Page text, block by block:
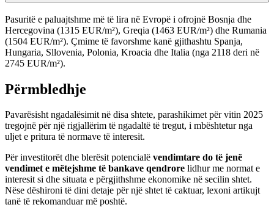
Pasuritë e paluajtshme më të lira në Evropë i ofrojnë Bosnja dhe
Hercegovina (1315 EUR/m²), Greqia (1463 EUR/m²) dhe Rumania
(1504 EUR/m²). Çmime të favorshme kanë gjithashtu Spanja,
Hungaria, Sllovenia, Polonia, Kroacia dhe Italia (nga 2118 deri në
2745 EUR/m²).
Përmbledhje
Pavarësisht ngadalësimit në disa shtete, parashikimet për vitin 2025
tregojnë për një rigjallërim të ngadaltë të tregut, i mbështetur nga
uljet e pritura të normave të interesit.
Për investitorët dhe blerësit potencialë vendimtare do të jenë
vendimet e mëtejshme të bankave qendrore lidhur me normat e
interesit si dhe situata e përgjithshme ekonomike në secilin shtet.
Nëse dëshironi të dini detaje për një shtet të caktuar, lexoni artikujt
tanë të rekomanduar më poshtë.